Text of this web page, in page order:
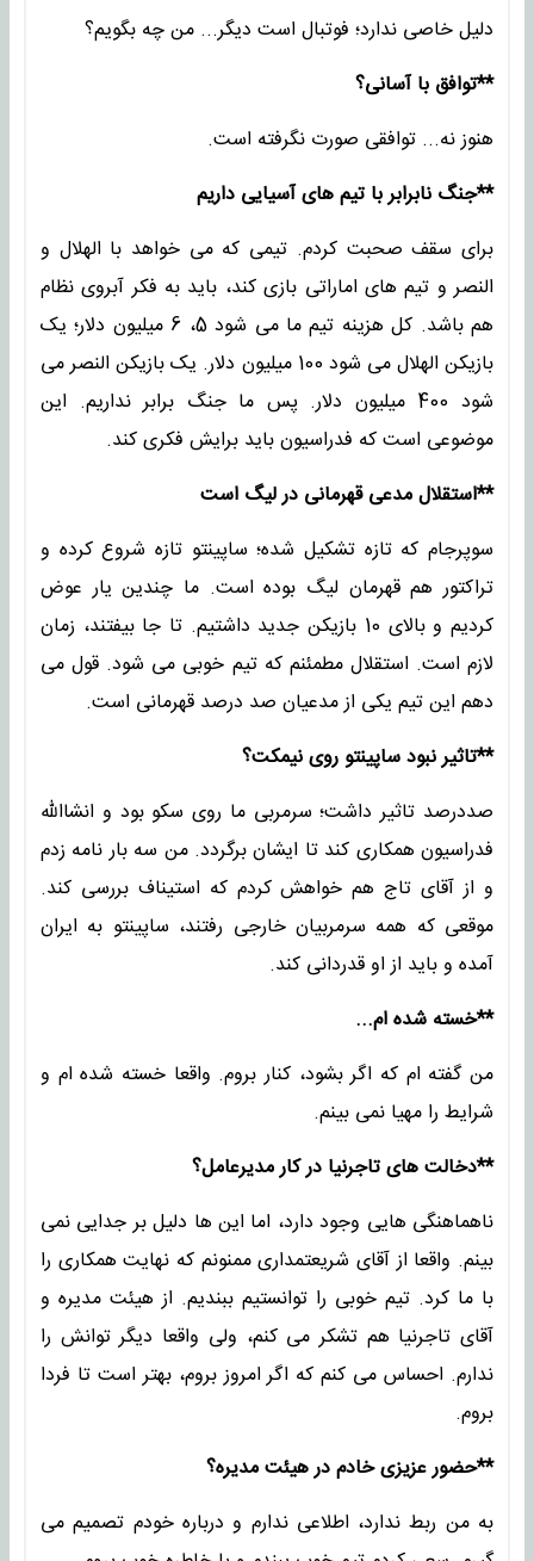
دلیل خاصی ندارد؛ فوتبال است دیگر... من چه بگویم؟
**توافق با آسانی؟
هنوز نه... توافقی صورت نگرفته است.
**جنگ نابرابر با تیم های آسیایی داریم
برای سقف صحبت کردم. تیمی که می خواهد با الهلال و
النصر و تیم های اماراتی بازی کند، باید به فکر آبروی نظام
هم باشد. کل هزینه تیم ما می شود 5، 6 میلیون دلار؛ یک
بازیکن الهلال می شود 100 میلیون دلار. یک بازیکن النصر می
شود 400 میلیون دلار. پس ما جنگ برابر نداریم. این
موضوعی است که فدراسیون باید برایش فکری کند.
**استقلال مدعی قهرمانی در لیگ است
سوپرجام که تازه تشکیل شده؛ ساپینتو تازه شروع کرده و
تراکتور هم قهرمان لیگ بوده است. ما چندین یار عوض
کردیم و بالای 10 بازیکن جدید داشتیم. تا جا بیفتند، زمان
لازم است. استقلال مطمئنم که تیم خوبی می شود. قول می
دهم این تیم یکی از مدعیان صد درصد قهرمانی است.
**تاثیر نبود ساپینتو روی نیمکت؟
صددرصد تاثیر داشت؛ سرمربی ما روی سکو بود و انشاالله
فدراسیون همکاری کند تا ایشان برگردد. من سه بار نامه زدم
و از آقای تاج هم خواهش کردم که استیناف بررسی کند.
موقعی که همه سرمربیان خارجی رفتند، ساپینتو به ایران
آمده و باید از او قدردانی کند.
**خسته شده ام...
من گفته ام که اگر بشود، کنار بروم. واقعا خسته شده ام و
شرایط را مهیا نمی بینم.
**دخالت های تاجرنیا در کار مدیرعامل؟
ناهماهنگی هایی وجود دارد، اما این ها دلیل بر جدایی نمی
بینم. واقعا از آقای شریعتمداری ممنونم که نهایت همکاری را
با ما کرد. تیم خوبی را توانستیم ببندیم. از هیئت مدیره و
آقای تاجرنیا هم تشکر می کنم، ولی واقعا دیگر توانش را
ندارم. احساس می کنم که اگر امروز بروم، بهتر است تا فردا
بروم.
**حضور عزیزی خادم در هیئت مدیره؟
به من ربط ندارد، اطلاعی ندارم و درباره خودم تصمیم می